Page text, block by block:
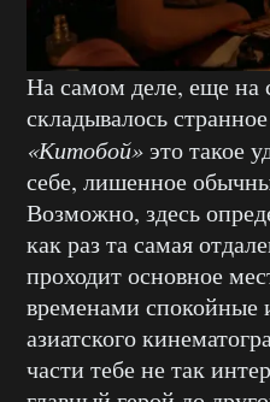
На самом деле, еще на
складывалось
«Китобой»это такое
себе, лишенное
Возможно, здесь
как раз та самая
проходит основное
временами спокойные
азиатского
части тебе не так